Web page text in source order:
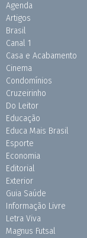
Agenda
Artigos
Brasil
Canal 1
Casa e Acabamento
Cinema
Condomínios
Cruzeirinho
Do Leitor
Educação
Educa Mais Brasil
Esporte
Economia
Editorial
Exterior
Guia Saúde
Informação Livre
Letra Viva
Magnus Futsal